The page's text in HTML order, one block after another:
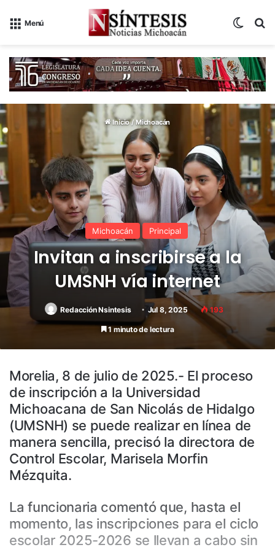
Menú
Inicio / Michoacán
Michoacán Principal
Invitan a inscribirse a la
UMSNH vía internet
Redacción Nsintesis Jul 8, 2025 193
1 minuto de lectura
Morelia, 8 de julio de 2025.- El proceso
de inscripción a la Universidad
Michoacana de San Nicolás de Hidalgo
(UMSNH) se puede realizar en línea de
manera sencilla, precisó la directora de
Control Escolar, Marisela Morfin
Mézquita.
La funcionaria comentó que, hasta el
momento, las inscripciones para el ciclo
escolar 2025-2026 se llevan a cabo sin